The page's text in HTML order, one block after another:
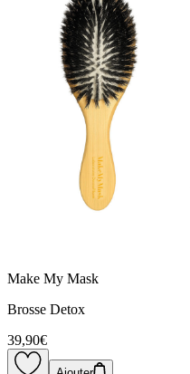
Make My Mask
Brosse Detox
39,90€